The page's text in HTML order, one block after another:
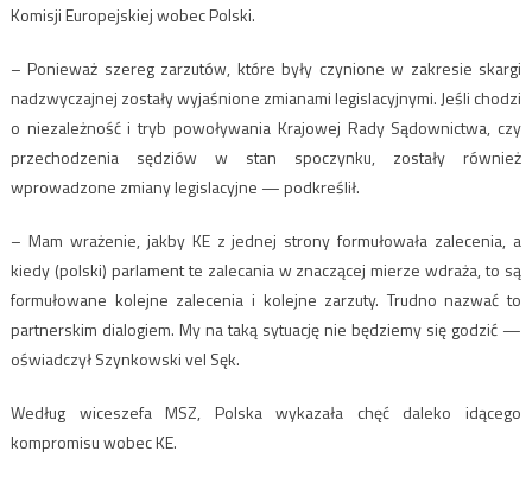
Komisji Europejskiej wobec Polski.
– Ponieważ szereg zarzutów, które były czynione w zakresie skargi
nadzwyczajnej zostały wyjaśnione zmianami legislacyjnymi. Jeśli chodzi
o niezależność i tryb powoływania Krajowej Rady Sądownictwa, czy
przechodzenia sędziów w stan spoczynku, zostały również
wprowadzone zmiany legislacyjne — podkreślił.
– Mam wrażenie, jakby KE z jednej strony formułowała zalecenia, a
kiedy (polski) parlament te zalecania w znaczącej mierze wdraża, to są
formułowane kolejne zalecenia i kolejne zarzuty. Trudno nazwać to
partnerskim dialogiem. My na taką sytuację nie będziemy się godzić —
oświadczył Szynkowski vel Sęk.
Według wiceszefa MSZ, Polska wykazała chęć daleko idącego
kompromisu wobec KE.